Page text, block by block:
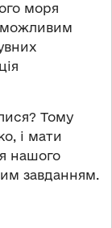
моря
Тому
і мати
нашого
завданням.